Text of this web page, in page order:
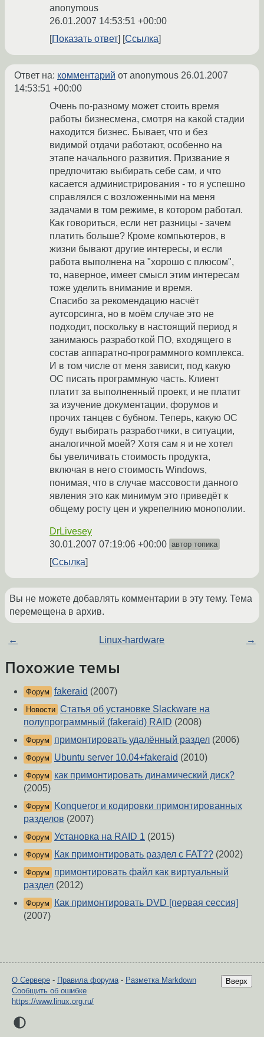
anonymous
26.01.2007 14:53:51 +00:00
Показать ответ
Ссылка
Ответ на: комментарий от anonymous 26.01.2007
14:53:51 +00:00
Очень по-разному может стоить время
работы бизнесмена, смотря на какой стадии
находится бизнес. Бывает, что и без
видимой отдачи работают, особенно на
этапе начального развития. Призвание я
предпочитаю выбирать себе сам, и что
касается администрирования - то я успешно
справлялся с возложенными на меня
задачами в том режиме, в котором работал.
Как говориться, если нет разницы - зачем
платить больше? Кроме компьютеров, в
жизни бывают другие интересы, и если
работа выполнена на "хорошо с плюсом",
то, наверное, имеет смысл этим интересам
тоже уделить внимание и время.
Спасибо за рекомендацию насчёт
аутсорсинга, но в моём случае это не
подходит, поскольку в настоящий период я
занимаюсь разработкой ПО, входящего в
состав аппаратно-программного комплекса.
И в том числе от меня зависит, под какую
ОС писать программную часть. Клиент
платит за выполненный проект, и не платит
за изучение документации, форумов и
прочих танцев с бубном. Теперь, какую ОС
будут выбирать разработчики, в ситуации,
аналогичной моей? Хотя сам я и не хотел
бы увеличивать стоимость продукта,
включая в него стоимость Windows,
понимая, что в случае массовости данного
явления это как минимум это приведёт к
общему росту цен и укрепелнию монополии.
DrLivesey
30.01.2007 07:19:06 +00:00 автор топика
Ссылка
Вы не можете добавлять комментарии в эту тему. Тема
перемещена в архив.
← Linux-hardware →
Похожие темы
Форум fakeraid (2007)
Новости Статья об установке Slackware на
полупрограммный (fakeraid) RAID (2008)
Форум примонтировать удалённый раздел (2006)
Форум Ubuntu server 10.04+fakeraid (2010)
Форум
как примонтировать динамический диск?
(2005)
Форум
Konqueror и кодировки примонтированных
разделов (2007)
Форум Установка на RAID 1 (2015)
Форум Как примонтировать раздел с FAT?? (2002)
Форум
примонтировать файл как виртуальный
раздел (2012)
Форум
Как примонтировать DVD [первая сессия]
(2007)
Вверх
О Сервере - Правила форума- Разметка Markdown
Сообщить об ошибке
https://www.linux.org.ru/